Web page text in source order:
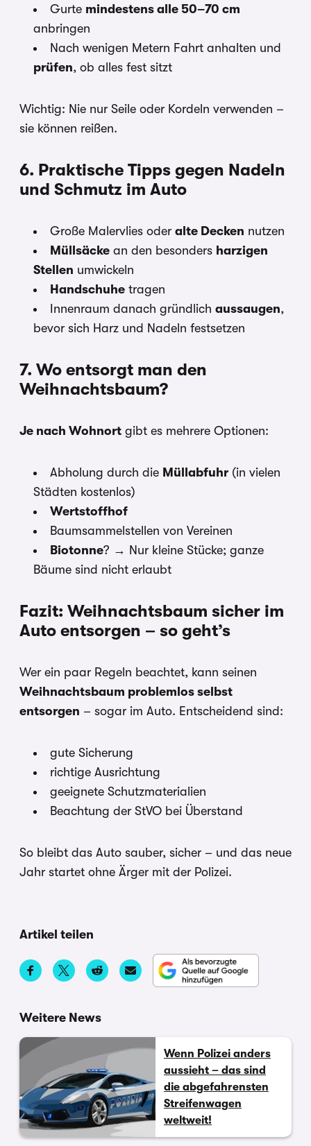
Gurte mindestens alle 50–70 cm
anbringen
Nach wenigen Metern Fahrt anhalten und
prüfen, ob alles fest sitzt
Wichtig: Nie nur Seile oder Kordeln verwenden –
sie können reißen.
6. Praktische Tipps gegen Nadeln
und Schmutz im Auto
Große Malervlies oder alte Decken nutzen
Müllsäcke an den besonders harzigen
Stellen umwickeln
Handschuhe tragen
Innenraum danach gründlich aussaugen,
bevor sich Harz und Nadeln festsetzen
7. Wo entsorgt man den
Weihnachtsbaum?
Je nach Wohnort gibt es mehrere Optionen:
Abholung durch die Müllabfuhr (in vielen
Städten kostenlos)
Wertstoffhof
Baumsammelstellen von Vereinen
Biotonne? → Nur kleine Stücke; ganze
Bäume sind nicht erlaubt
Fazit: Weihnachtsbaum sicher im
Auto entsorgen – so geht’s
Wer ein paar Regeln beachtet, kann seinen
Weihnachtsbaum problemlos selbst
entsorgen – sogar im Auto. Entscheidend sind:
gute Sicherung
richtige Ausrichtung
geeignete Schutzmaterialien
Beachtung der StVO bei Überstand
So bleibt das Auto sauber, sicher – und das neue
Jahr startet ohne Ärger mit der Polizei.
Artikel teilen
Weitere News
Wenn Polizei anders
aussieht – das sind
die abgefahrensten
Streifenwagen
weltweit!